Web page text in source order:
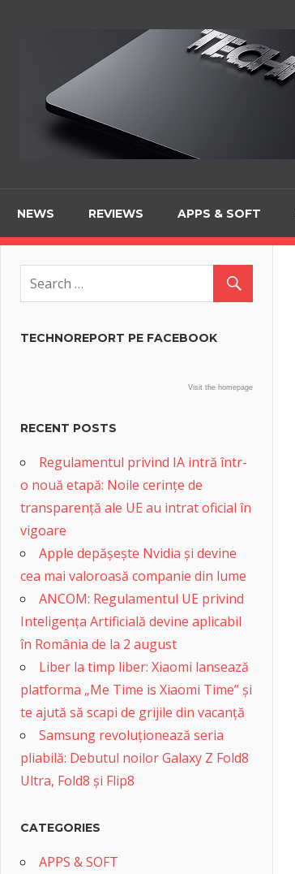
NEWS REVIEWS APPS & SOFT
TECHNOREPORT PE FACEBOOK
Visit the homepage
RECENT POSTS
Regulamentul privind IA intră într-
o nouă etapă: Noile cerințe de
transparență ale UE au intrat oficial în
vigoare
Apple depășește Nvidia și devine
cea mai valoroasă companie din lume
ANCOM: Regulamentul UE privind
Inteligența Artificială devine aplicabil
în România de la 2 august
Liber la timp liber: Xiaomi lansează
platforma „Me Time is Xiaomi Time” și
te ajută să scapi de grijile din vacanță
Samsung revoluționează seria
pliabilă: Debutul noilor Galaxy Z Fold8
Ultra, Fold8 și Flip8
CATEGORIES
APPS & SOFT